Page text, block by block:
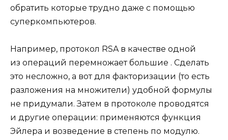
обратить которые трудно даже с помощью
суперкомпьютеров.
Например, протокол RSA в качестве одной
из операций перемножает большие . Сделать
это несложно, а вот для факторизации (то есть
разложения на множители) удобной формулы
не придумали. Затем в протоколе проводятся
и другие операции: применяются функция
Эйлера и возведение в степень по модулю.